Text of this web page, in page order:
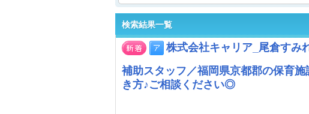
検索結果一覧
株式会社キャリア_尾倉すみ
補助スタッフ／福岡県京都郡の保育
き方♪ご相談ください◎